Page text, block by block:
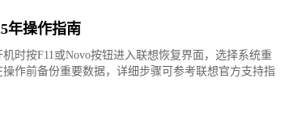
年操作指南
时按F11或Novo按钮进入联想恢复界面，选择系统重
作前备份重要数据，详细步骤可参考联想官方支持指